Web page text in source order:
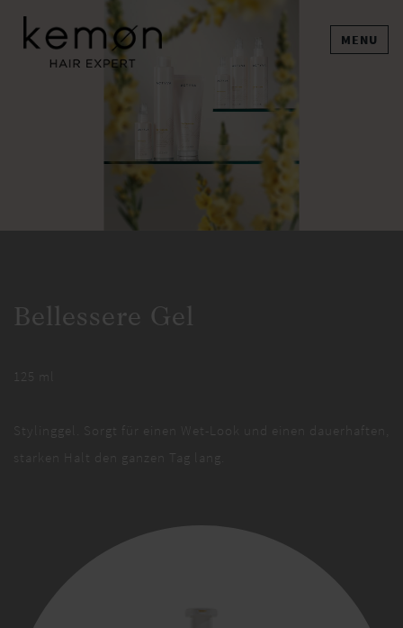
MENU
Bellessere Gel
125 ml
Stylinggel. Sorgt für einen Wet-Look und einen dauerhaften,
starken Halt den ganzen Tag lang.